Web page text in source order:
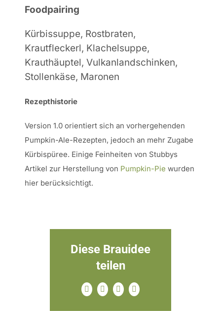
Foodpairing
Kürbissuppe, Rostbraten,
Krautfleckerl, Klachelsuppe,
Krauthäuptel, Vulkanlandschinken,
Stollenkäse, Maronen
Rezepthistorie
Version 1.0 orientiert sich an vorhergehenden
Pumpkin-Ale-Rezepten, jedoch an mehr Zugabe
Kürbispüree. Einige Feinheiten von Stubbys
Artikel zur Herstellung von Pumpkin-Pie wurden
hier berücksichtigt.
Diese Brauidee
teilen
Facebook
X Pinterest
E-